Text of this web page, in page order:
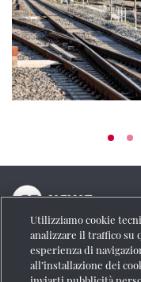
La testata online del
Social
Utilizziamo cookie
analizzare il traffico su
esperienza di
all’installazione dei